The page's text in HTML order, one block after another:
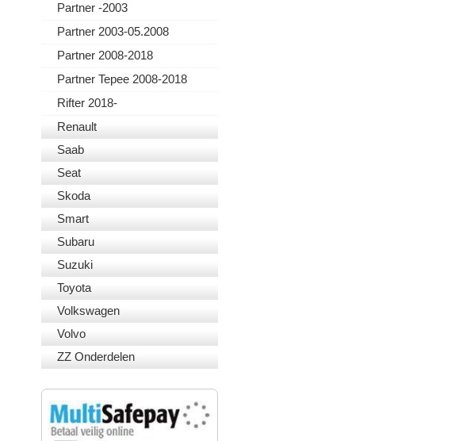
Partner -2003
Partner 2003-05.2008
Partner 2008-2018
Partner Tepee 2008-2018
Rifter 2018-
Renault
Saab
Seat
Skoda
Smart
Subaru
Suzuki
Toyota
Volkswagen
Volvo
ZZ Onderdelen